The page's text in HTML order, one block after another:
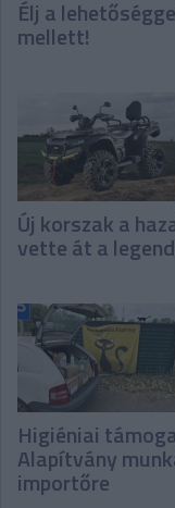
Élj a
mellett!
Új korszak a
vette át a
Higiéniai
Alapítvány
importőre